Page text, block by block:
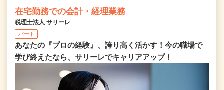
在宅勤務での会計・経理業務
税理士法人 サリーレ
パート
あなたの『プロの経験』、誇り高く活かす！今の職場で
学び終えたなら、サリーレでキャリアアップ！